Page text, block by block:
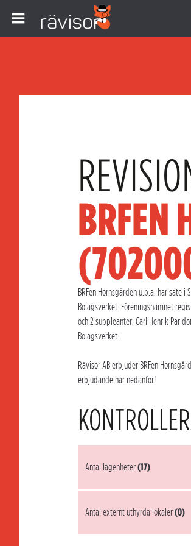
BRFEN
BRFen Hornsgården u.p.a. har säte
Bolagsverket. Föreningsnamnet
och 2 suppleanter. Carl Henrik
Bolagsverket.
Rävisor AB erbjuder BRFen
erbjudande här nedanför!
Antal lägenheter(17)
Antal externt uthyrda lokaler(0)